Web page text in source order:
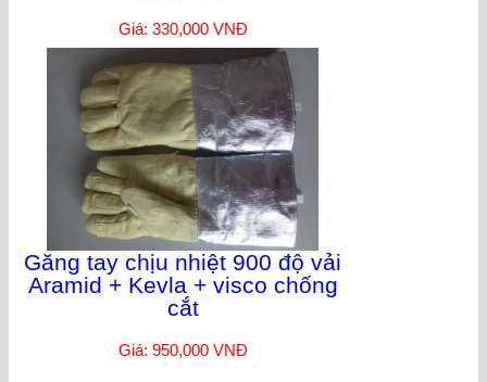
Giá: 330,000 VNĐ
Găng tay chịu nhiệt 900 độ vải
Aramid + Kevla + visco chống
cắt
Giá: 950,000 VNĐ